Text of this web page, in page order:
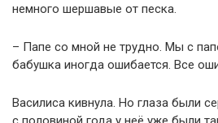
немного шершавые от песка.
– Папе со мной не трудно. Мы с
бабушка иногда ошибается. Все
Василиса кивнула. Но глаза были